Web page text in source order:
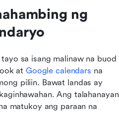
ng
sa isang malinaw na buod
at Google calendars na
piliin. Bawat landas ay
Ang talahanayan
matukoy ang paraan na